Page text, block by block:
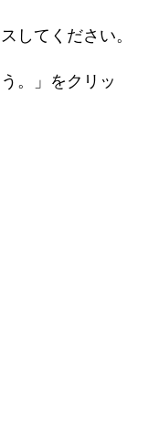
してください。
。」をクリッ